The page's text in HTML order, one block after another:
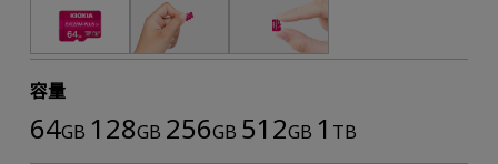
容量
64GB 128GB 256GB 512GB 1 TB